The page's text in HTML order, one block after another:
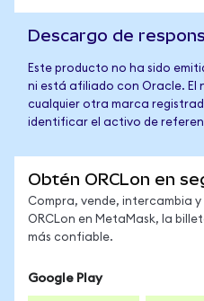
Descargo de
Este producto no ha sido
ni está afiliado con Oracle. El
cualquier otra marca
identificar el activo de
Obtén ORCLon en
Compra, vende, intercambia
ORCLon en MetaMask, la
más confiable.
Google Play